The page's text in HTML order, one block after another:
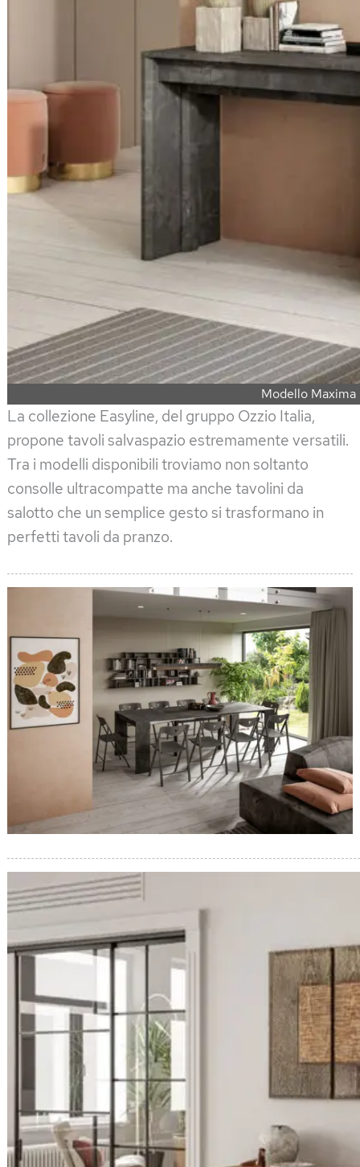
Modello Maxima
La collezione Easyline, del gruppo Ozzio Italia,
propone tavoli salvaspazio estremamente versatili.
Tra i modelli disponibili troviamo non soltanto
consolle ultracompatte ma anche tavolini da
salotto che un semplice gesto si trasformano in
perfetti tavoli da pranzo.